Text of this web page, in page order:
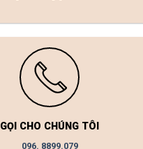
GỌI CHO CHÚNG TÔI
096. 8899.079